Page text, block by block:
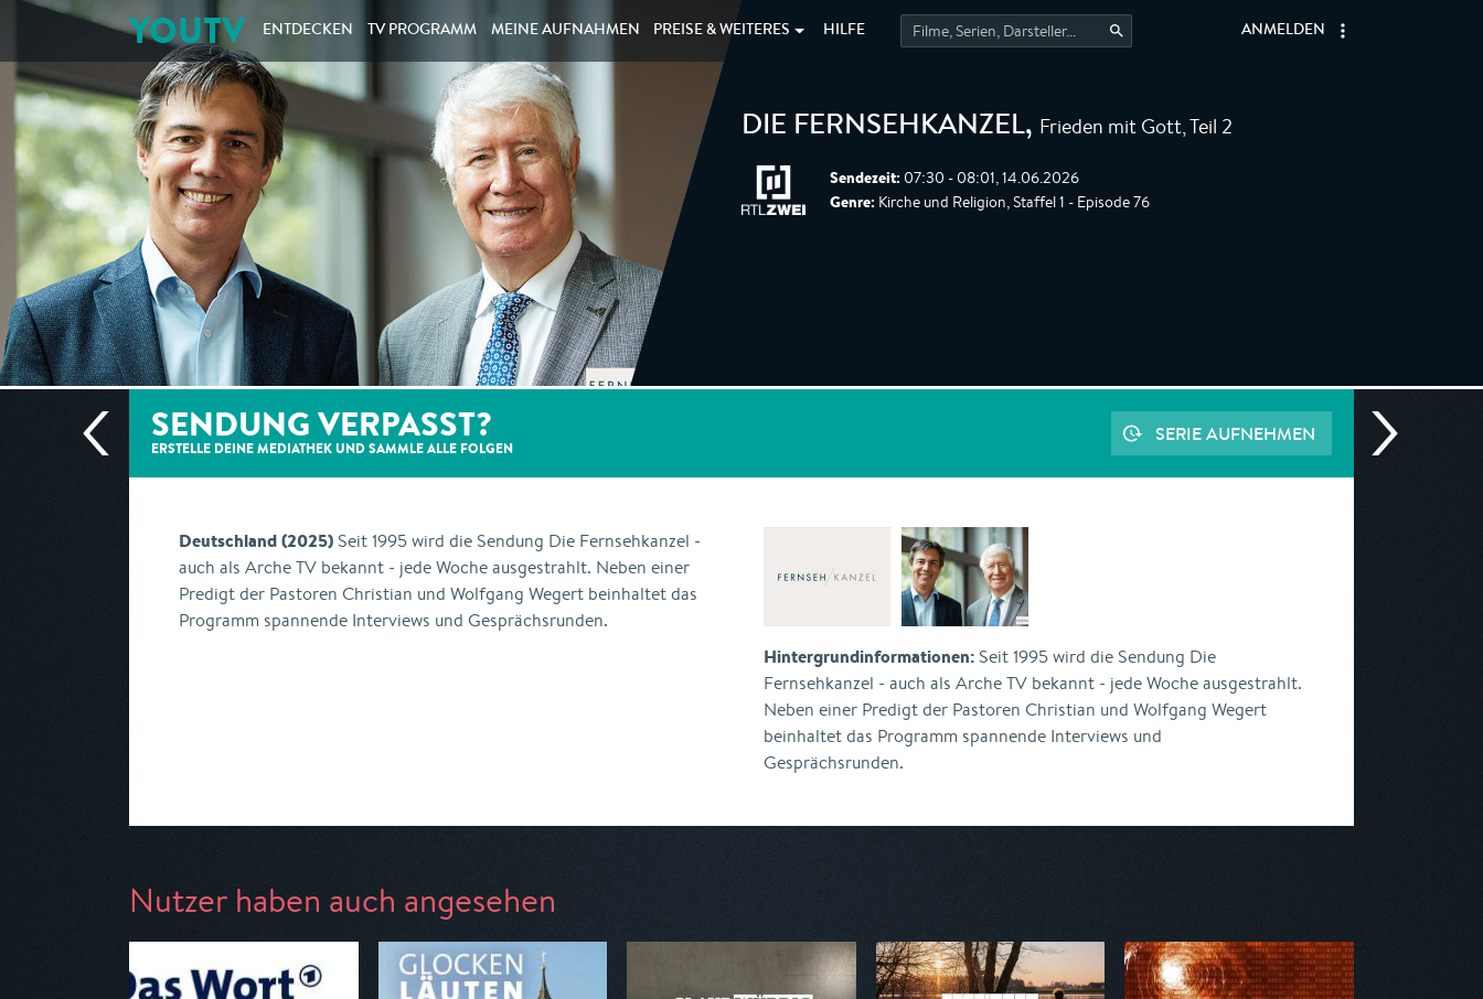
YOUTV ENTDECKEN TV PROGRAMM MEINE AUFNAHMEN PREISE & WEITERES HILFE ANMELDEN
DIE FERNSEHKANZEL, Frieden mit Gott, Teil 2
Sendezeit: 07:30 - 08:01, 14.06.2026
Genre: Kirche und Religion, Staffel 1 - Episode 76
SENDUNG VERPASST?
ERSTELLE DEINE MEDIATHEK UND SAMMLE ALLE FOLGEN
SERIE AUFNEHMEN
Deutschland (2025) Seit 1995 wird die Sendung Die Fernsehkanzel -
auch als Arche TV bekannt - jede Woche ausgestrahlt. Neben einer
Predigt der Pastoren Christian und Wolfgang Wegert beinhaltet das
Programm spannende Interviews und Gesprächsrunden.
Hintergrundinformationen: Seit 1995 wird die Sendung Die
Fernsehkanzel - auch als Arche TV bekannt - jede Woche ausgestrahlt.
Neben einer Predigt der Pastoren Christian und Wolfgang Wegert
beinhaltet das Programm spannende Interviews und
Gesprächsrunden.
Nutzer haben auch angesehen